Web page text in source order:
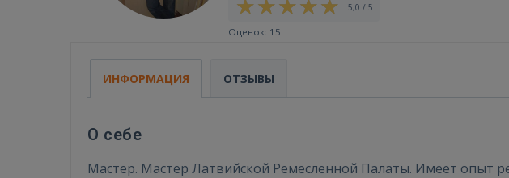
Войти
5,0 / 5
Оценок: 15
ИНФОРМАЦИЯ ОТЗЫВЫ
О себе
Мастер. Мастер Латвийской Ремесленной Палаты. Имеет опыт